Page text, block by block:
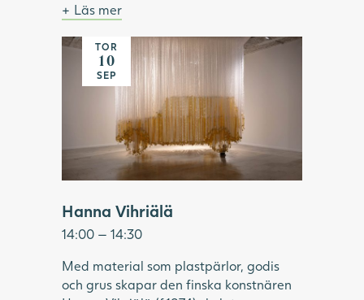
och sällan uppmärksammade i konsten.
Genom att för hand trä godis eller
akrylpärlor på stålvajrar, skapar
Vihriälä installationer som kan innehålla
upp till 350 000 delar. Tillsammans
bildar de en illusorisk helhet, i verk som
är både komplexa, lekfulla och sinnliga.
Under visningen fördjupar vi oss i
utställningen "Same Moment of
Pleasure" och Hanna Vihriäläs
konstnärskap.
Bild: Hanna Vihriälä, Mercedes-Benz G-
klass, 2022. Foto: Hossein Sehatlou,
Göteborgs konstmuseum.
Läs mer
Många hängande band skapar bilden av en
gul bil
TOR
10
SEP
Hanna Vihriälä
14:00 — 14:30
Med material som plastpärlor, godis
och grus skapar den finska konstnären